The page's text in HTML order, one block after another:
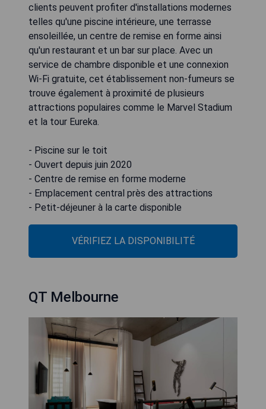
clients peuvent profiter d'installations modernes
telles qu'une piscine intérieure, une terrasse
ensoleillée, un centre de remise en forme ainsi
qu'un restaurant et un bar sur place. Avec un
service de chambre disponible et une connexion
Wi-Fi gratuite, cet établissement non-fumeurs se
trouve également à proximité de plusieurs
attractions populaires comme le Marvel Stadium
et la tour Eureka.
- Piscine sur le toit
- Ouvert depuis juin 2020
- Centre de remise en forme moderne
- Emplacement central près des attractions
- Petit-déjeuner à la carte disponible
VÉRIFIEZ LA DISPONIBILITÉ
QT Melbourne